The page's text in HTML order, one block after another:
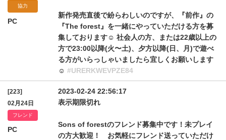
協力
PC
新作発売直後で紛らわしいのですが、『前作』の
『The forest』を一緒にやっていただける方を募
集しております☺️ 社会人の方、または22歳以上の
方で23:00以降(火〜土)、夕方以降(日、月)で遊べ
る方がいらっしゃいましたら宜しくお願いします
☺️ #URERKWEVPZE84
[223]
02月24日
フレンド
PC
2023-02-24 22:56:17
表示期限切れ
Sons of forestのフレンド募集中です！未プレイ
の方大歓迎！ お気軽にフレンド送っていただけ